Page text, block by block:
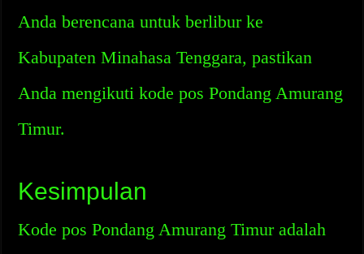
Anda berencana untuk berlibur ke
Kabupaten Minahasa Tenggara, pastikan
Anda mengikuti kode pos Pondang Amurang
Timur.
Kesimpulan
Kode pos Pondang Amurang Timur adalah